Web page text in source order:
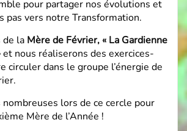
pour partager nos évolutions et
pas vers notre Transformation.
de la Mère de Février, « La Gardienne
et nous réaliserons des exercices-
circuler dans le groupe l’énergie de
nombreuses lors de ce cercle pour
Mère de l’Année !